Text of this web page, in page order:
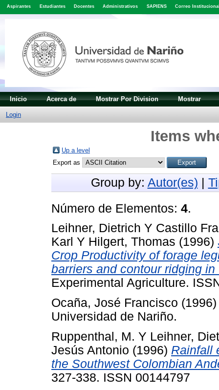
Aspirantes Estudiantes Docentes Administrativos SAPIENS Correo
Inicio Acerca de Mostrar Por Division Mostrar
Login
Items
Up a level
Export as
Group by: Autor(es) |
Número de Elementos: 4.
Leihner, Dietrich Y Castillo
Karl Y Hilgert, Thomas (1996)
Crop Productivity of forage
barriers and contour ridging
Experimental Agriculture.
Ocaña, José Francisco
Universidad de Nariño.
Ruppenthal, M. Y Leihner,
Jesús Antonio (1996) Rainfall
the Southwest Colombian
327-338. ISSN 00144797